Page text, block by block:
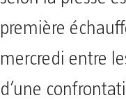
première
mercredi entre
d’une